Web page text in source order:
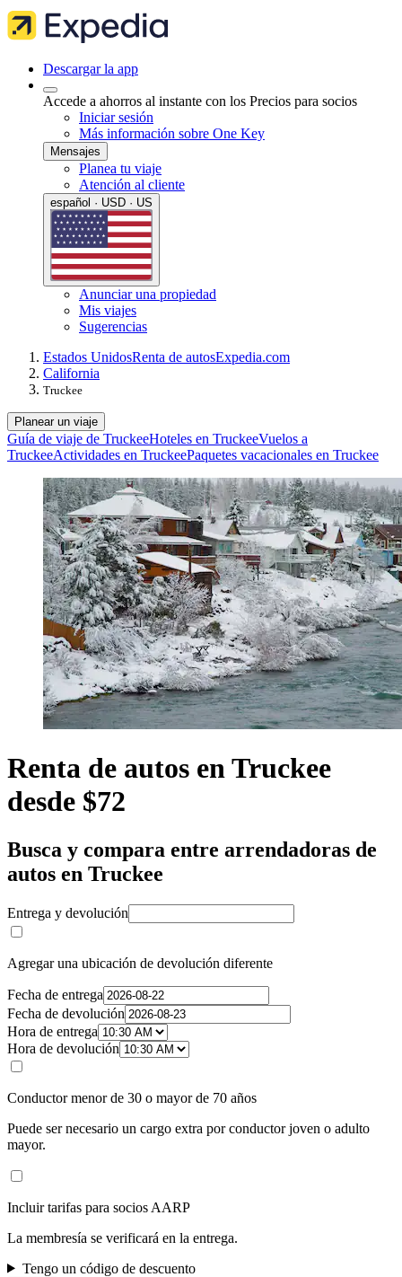
Descargar la app
Accede a ahorros al instante con los Precios para socios
Iniciar sesión
Más información sobre One Key
Mensajes
Planea tu viaje
Atención al cliente
español · USD · US
Anunciar una propiedad
Mis viajes
Sugerencias
Estados UnidosRenta de autosExpedia.com
California
Truckee
Planear un viaje
Guía de viaje de TruckeeHoteles en TruckeeVuelos a
TruckeeActividades en TruckeePaquetes vacacionales en Truckee
Renta de autos en Truckee
desde $72
Busca y compara entre arrendadoras de
autos en Truckee
Entrega y devolución
Agregar una ubicación de devolución diferente
Fecha de entrega
Fecha de devolución
Hora de entrega
Hora de devolución
Conductor menor de 30 o mayor de 70 años
Puede ser necesario un cargo extra por conductor joven o adulto
mayor.
Incluir tarifas para socios AARP
La membresía se verificará en la entrega.
Tengo un código de descuento